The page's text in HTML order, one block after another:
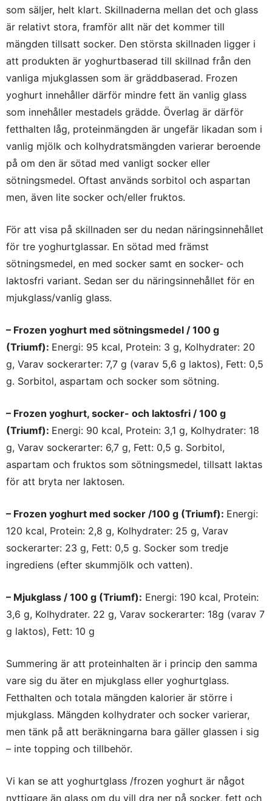
som säljer, helt klart. Skillnaderna mellan det och glass
är relativt stora, framför allt när det kommer till
mängden tillsatt socker. Den största skillnaden ligger i
att produkten är yoghurtbaserad till skillnad från den
vanliga mjukglassen som är gräddbaserad. Frozen
yoghurt innehåller därför mindre fett än vanlig glass
som innehåller mestadels grädde. Överlag är därför
fetthalten låg, proteinmängden är ungefär likadan som i
vanlig mjölk och kolhydratsmängden varierar beroende
på om den är sötad med vanligt socker eller
sötningsmedel. Oftast används sorbitol och aspartan
men, även lite socker och/eller fruktos.
För att visa på skillnaden ser du nedan näringsinnehållet
för tre yoghurtglassar. En sötad med främst
sötningsmedel, en med socker samt en socker- och
laktosfri variant. Sedan ser du näringsinnehållet för en
mjukglass/vanlig glass.
– Frozen yoghurt med sötningsmedel / 100 g
(Triumf): Energi: 95 kcal, Protein: 3 g, Kolhydrater: 20
g, Varav sockerarter: 7,7 g (varav 5,6 g laktos), Fett: 0,5
g. Sorbitol, aspartam och socker som sötning.
– Frozen yoghurt, socker- och laktosfri / 100 g
(Triumf): Energi: 90 kcal, Protein: 3,1 g, Kolhydrater: 18
g, Varav sockerarter: 6,7 g, Fett: 0,5 g. Sorbitol,
aspartam och fruktos som sötningsmedel, tillsatt laktas
för att bryta ner laktosen.
– Frozen yoghurt med socker /100 g (Triumf): Energi:
120 kcal, Protein: 2,8 g, Kolhydrater: 25 g, Varav
sockerarter: 23 g, Fett: 0,5 g. Socker som tredje
ingrediens (efter skummjölk och vatten).
– Mjukglass / 100 g (Triumf): Energi: 190 kcal, Protein:
3,6 g, Kolhydrater. 22 g, Varav sockerarter: 18g (varav 7
g laktos), Fett: 10 g
Summering är att proteinhalten är i princip den samma
vare sig du äter en mjukglass eller yoghurtglass.
Fetthalten och totala mängden kalorier är större i
mjukglass. Mängden kolhydrater och socker varierar,
men tänk på att beräkningarna bara gäller glassen i sig
– inte topping och tillbehör.
Vi kan se att yoghurtglass /frozen yoghurt är något
nyttigare än glass om du vill dra ner på socker, fett och